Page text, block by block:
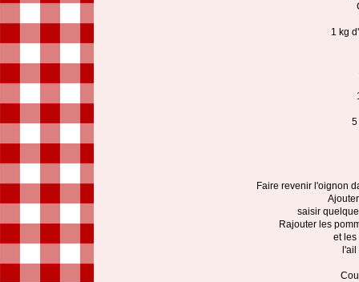
1 kg
5
Faire revenir l'oignon
saisir
Rajouter les
et les